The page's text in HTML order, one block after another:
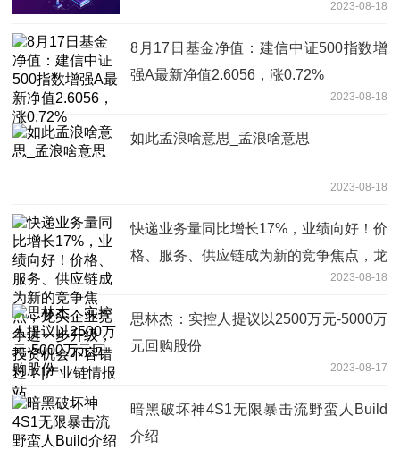
2023-08-18
8月17日基金净值：建信中证500指数增
强A最新净值2.6056，涨0.72%
2023-08-18
如此孟浪啥意思_孟浪啥意思
2023-08-18
快递业务量同比增长17%，业绩向好！价
格、服务、供应链成为新的竞争焦点，龙
头企业竞争进一步升级，投资机会不容错
过！|产业链情报站
2023-08-18
思林杰：实控人提议以2500万元-5000万
元回购股份
2023-08-17
暗黑破坏神4S1无限暴击流野蛮人Build
介绍